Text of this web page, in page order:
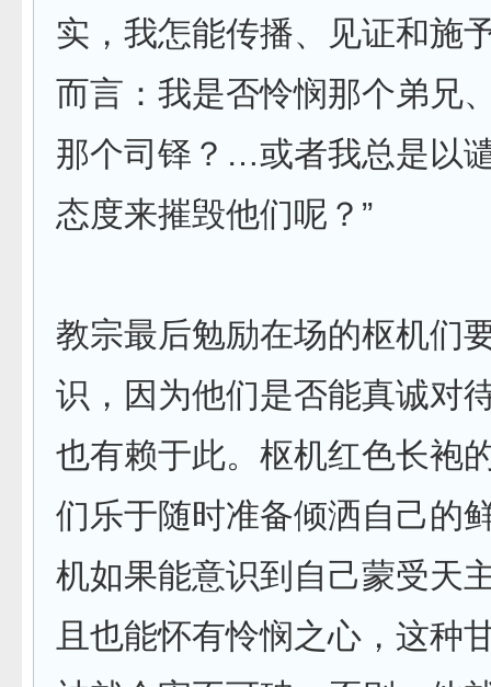
实，我怎能传播、见证和施
而言：我是否怜悯那个弟兄
那个司铎？…或者我总是以
态度来摧毁他们呢？”
教宗最后勉励在场的枢机们
识，因为他们是否能真诚对
也有赖于此。枢机红色长袍
们乐于随时准备倾洒自己的
机如果能意识到自己蒙受天
且也能怀有怜悯之心，这种